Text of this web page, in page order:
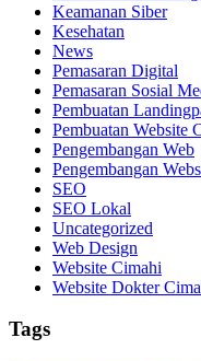
Keamanan Siber
Kesehatan
News
Pemasaran Digital
Pemasaran Sosial
Pembuatan
Pembuatan Website
Pengembangan Web
Pengembangan
SEO
SEO Lokal
Uncategorized
Web Design
Website Cimahi
Website Dokter
Tags